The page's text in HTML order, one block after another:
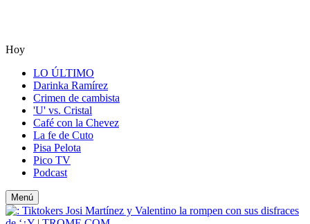
Hoy
LO ÚLTIMO
Darinka Ramírez
Crimen de cambista
'U' vs. Cristal
Café con la Chevez
La fe de Cuto
Pisa Pelota
Pico TV
Podcast
Menú